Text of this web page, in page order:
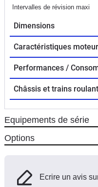
Intervalles de révision maxi
Dimensions
Caractéristiques moteur
Performances /
Châssis et trains
Equipements de série
Options
Ecrire un avis